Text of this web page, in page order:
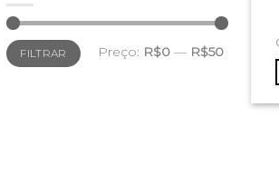
Preço
mínimo
Preço
máximo
FILTRAR Preço: R$0 — R$50